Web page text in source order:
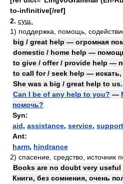
to-infinitive[/ref]
2. сущ.
1) поддержка, помощь,
big / great help — огромная
domestic / home help —
to give / offer / provide help —
to call for / seek help —
She was a big / great help to
Can I be of any help to you? —
помочь?
Syn:
aid, assistance, service, support
Ant:
harm, hindrance
2) спасение, средство, источник
Books are no doubt very
Книги, без сомнения, очень